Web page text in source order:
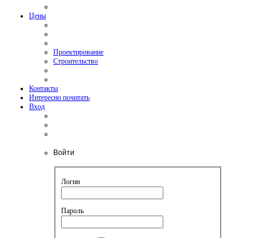
Цены
Проектирование
Строительство
Контакты
Интересно почитать
Вход
Войти
Логин
Пароль